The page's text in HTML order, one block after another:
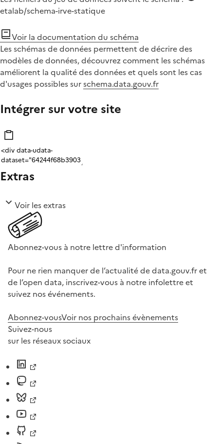
etalab/schema-irve-statique
Voir la documentation du schéma
Les schémas de données permettent de décrire des
modèles de données, découvrez comment les schémas
améliorent la qualité des données et quels sont les cas
d'usages possibles surschema.data.gouv.fr
Intégrer sur votre site
Extras
Voir les extras
Abonnez-vous à notre lettre d'information
Pour ne rien manquer de l’actualité de data.gouv.fr et
de l’open data, inscrivez-vous à notre infolettre et
suivez nos événements.
Abonnez-vousVoir nos prochains évènements
Suivez-nous
sur les réseaux sociaux